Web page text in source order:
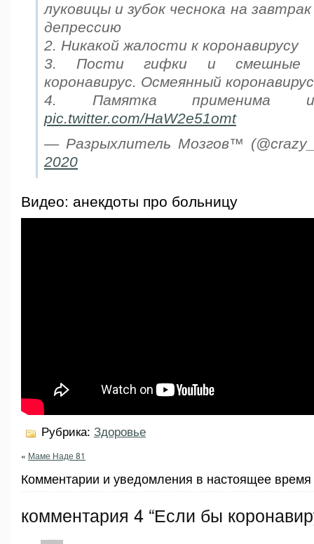
луковицы и зубок чеснока на
депрессию
2. Никакой жалости к коронавирусу
3. Пости гифки и смешные
коронавирус. Осмеянный
4. Памятка
pic.twitter.com/HaW2e51omt
— Разрыхлитель Мозгов™
2020
Видео: анекдоты про больницу
Рубрика: Здоровье
« Маме Наде 81
Комментарии и уведомления в настоящее
комментария 4 “Если бы